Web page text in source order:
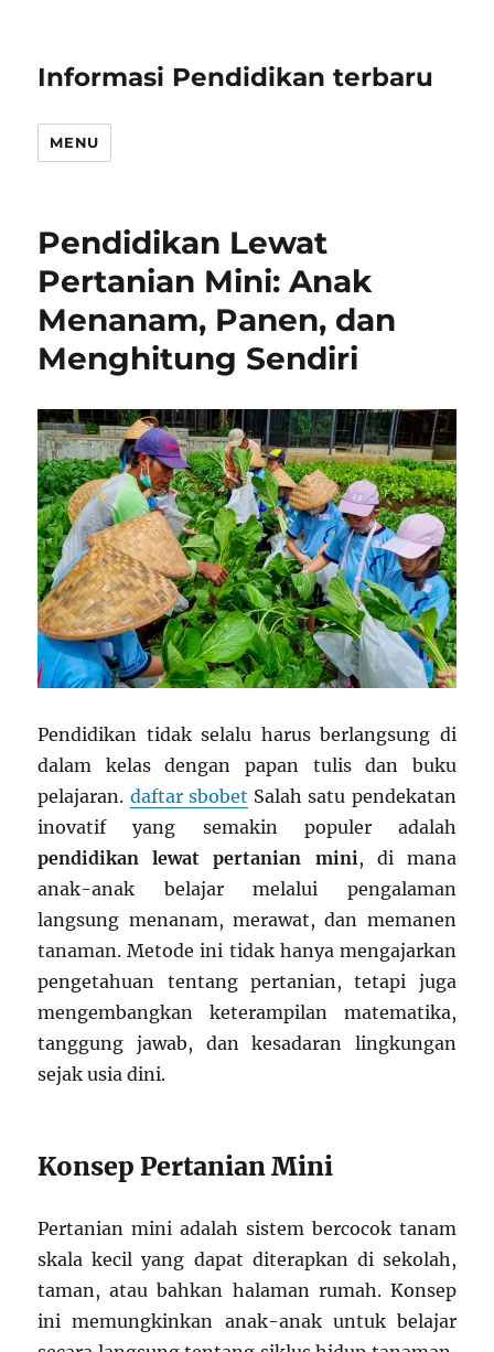
Informasi Pendidikan terbaru
MENU
Pendidikan Lewat
Pertanian Mini: Anak
Menanam, Panen, dan
Menghitung Sendiri
Pendidikan tidak selalu harus berlangsung di
dalam kelas dengan papan tulis dan buku
pelajaran. daftar sbobet Salah satu pendekatan
inovatif yang semakin populer adalah
pendidikan lewat pertanian mini , di mana
anak-anak belajar melalui pengalaman
langsung menanam, merawat, dan memanen
tanaman. Metode ini tidak hanya mengajarkan
pengetahuan tentang pertanian, tetapi juga
mengembangkan keterampilan matematika,
tanggung jawab, dan kesadaran lingkungan
sejak usia dini.
Konsep Pertanian Mini
Pertanian mini adalah sistem bercocok tanam
skala kecil yang dapat diterapkan di sekolah,
taman, atau bahkan halaman rumah. Konsep
ini memungkinkan anak-anak untuk belajar